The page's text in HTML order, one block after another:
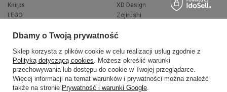
Knirps
LEGO
National Geographic
XD Design
Zojirushi
VANS
Dbamy o Twoją prywatność
Sklep korzysta z plików cookie w celu realizacji usług zgodnie z
Polityką dotyczącą cookies. Możesz określić warunki
przechowywania lub dostępu do cookie w Twojej przeglądarce.
Więcej informacji na temat warunków i prywatności można znaleźć
także na stronie Prywatność i warunki Google.